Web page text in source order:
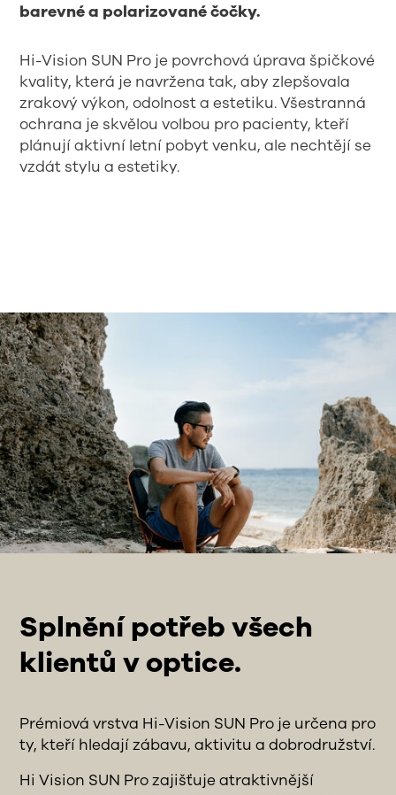
barevné a polarizované čočky.
Hi-Vision SUN Pro je povrchová úprava špičkové
kvality, která je navržena tak, aby zlepšovala
zrakový výkon, odolnost a estetiku. Všestranná
ochrana je skvělou volbou pro pacienty, kteří
plánují aktivní letní pobyt venku, ale nechtějí se
vzdát stylu a estetiky.
Splnění potřeb všech
klientů v optice.
Prémiová vrstva Hi-Vision SUN Pro je určena pro
ty, kteří hledají zábavu, aktivitu a dobrodružství.
Hi Vision SUN Pro zajišťuje atraktivnější